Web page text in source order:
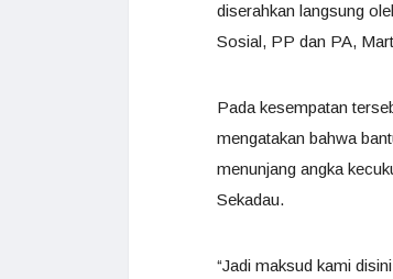
diserahkan langsung
Sosial, PP dan PA,
Pada kesempatan
mengatakan bahwa
menunjang angka
Sekadau.
“Jadi maksud kami